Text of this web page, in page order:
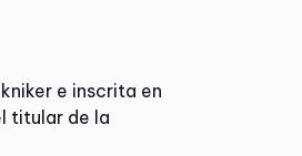
e inscrita en
titular de la